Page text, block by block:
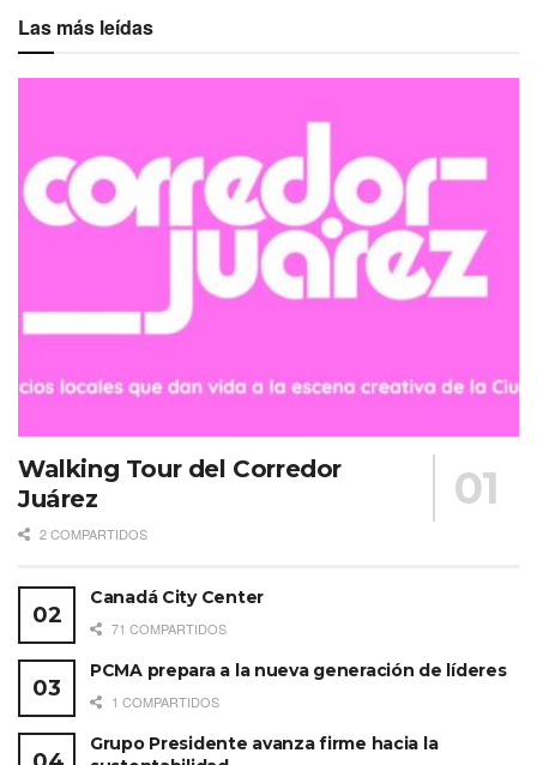
Las más leídas
Walking Tour del Corredor
Juárez
2 COMPARTIDOS
Canadá City Center
71 COMPARTIDOS
PCMA prepara a la nueva generación de líderes
1 COMPARTIDOS
Grupo Presidente avanza firme hacia la